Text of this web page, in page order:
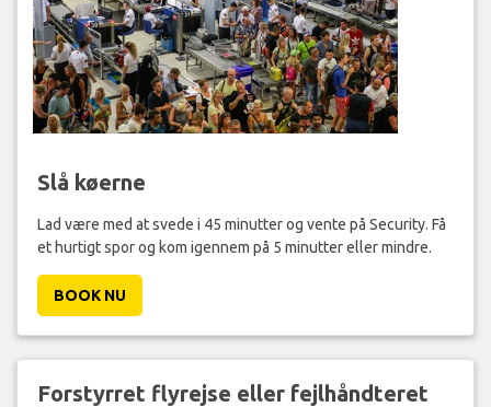
Slå køerne
Lad være med at svede i 45 minutter og vente på Security. Få
et hurtigt spor og kom igennem på 5 minutter eller mindre.
BOOK NU
Forstyrret flyrejse eller fejlhåndteret